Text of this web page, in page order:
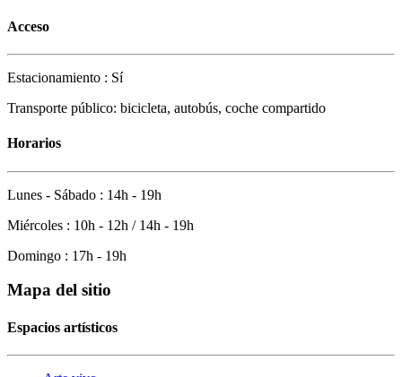
Acceso
Estacionamiento : Sí
Transporte público: bicicleta, autobús, coche compartido
Horarios
Lunes - Sábado : 14h - 19h
Miércoles : 10h - 12h / 14h - 19h
Domingo : 17h - 19h
Mapa del sitio
Espacios artísticos